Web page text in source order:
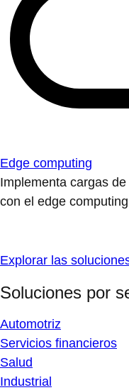
Edge computing
Implementa cargas
con el edge
Explorar las
Soluciones por
Automotriz
Servicios financieros
Salud
Industrial